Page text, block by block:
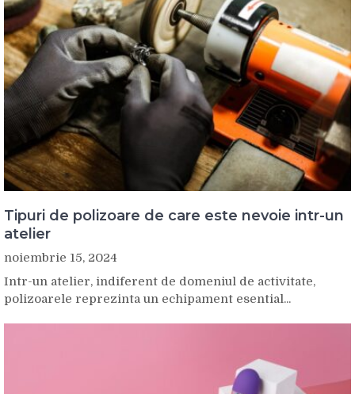
Tipuri de polizoare de care este nevoie intr-un
atelier
noiembrie 15, 2024
Intr-un atelier, indiferent de domeniul de activitate,
polizoarele reprezinta un echipament esential...